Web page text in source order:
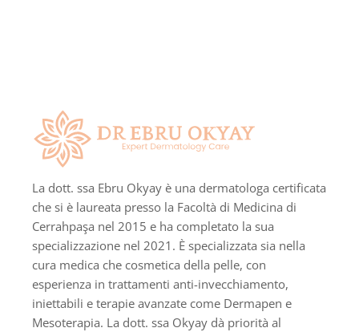
La dott. ssa Ebru Okyay è una dermatologa certificata
che si è laureata presso la Facoltà di Medicina di
Cerrahpaşa nel 2015 e ha completato la sua
specializzazione nel 2021. È specializzata sia nella
cura medica che cosmetica della pelle, con
esperienza in trattamenti anti-invecchiamento,
iniettabili e terapie avanzate come Dermapen e
Mesoterapia. La dott. ssa Okyay dà priorità al